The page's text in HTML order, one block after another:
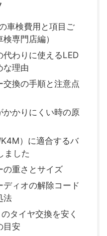
車検費用と項目ご
専門店編）
わりに使えるLED
な理由
交換の手順と注意点
かかりにくい時の原
）に適合するバ
ました
の重さとサイズ
ディオの解除コード
法
タイヤ交換を安く
目安